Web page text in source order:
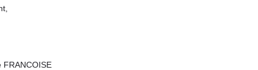
FRANCOISE